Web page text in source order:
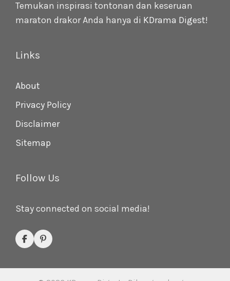
Temukan inspirasi tontonan dan keseruan
maraton drakor Anda hanya di KDrama Digest!
Links
About
Privacy Policy
Disclaimer
Sitemap
Follow Us
Stay connected on social media!